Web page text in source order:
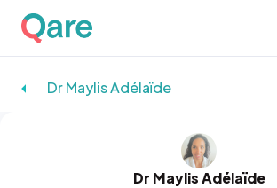
Dr Maylis Adélaïde
Dr Maylis Adélaïde